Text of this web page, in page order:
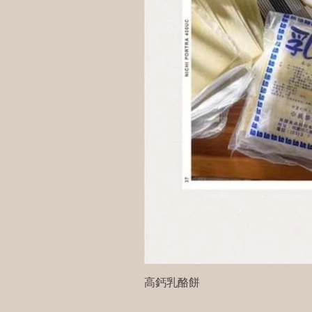
高鈣乳酪餅